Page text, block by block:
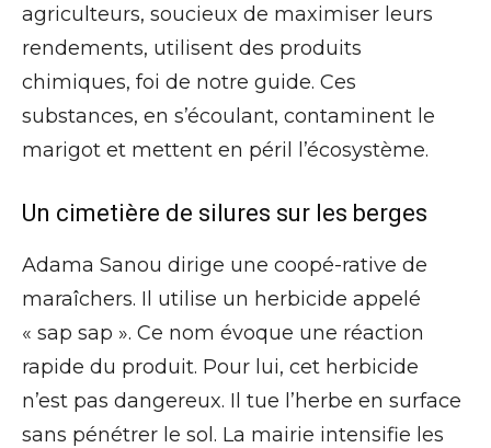
agriculteurs, soucieux de maximiser leurs
rendements, utilisent des produits
chimiques, foi de notre guide. Ces
substances, en s’écoulant, contaminent le
marigot et mettent en péril l’écosystème.
Un cimetière de silures sur les berges
Adama Sanou dirige une coopé-rative de
maraîchers. Il utilise un herbicide appelé
« sap sap ». Ce nom évoque une réaction
rapide du produit. Pour lui, cet herbicide
n’est pas dangereux. Il tue l’herbe en surface
sans pénétrer le sol. La mairie intensifie les